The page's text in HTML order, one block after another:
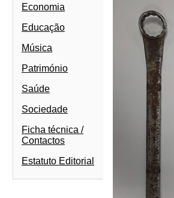
Economia
Educação
Música
Património
Saúde
Sociedade
Ficha técnica /
Contactos
Estatuto Editorial